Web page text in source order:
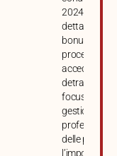
2024. Analisi
dettagliata di
bonus,
procedure
accedere alle
detrazioni,
focus sulla
gestione
professionale
delle pratiche
l’importanza